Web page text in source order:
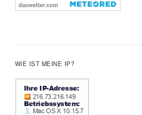
WIE IST MEINE IP?